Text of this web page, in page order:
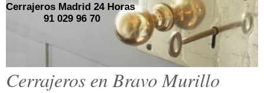
Cerrajeros Madrid 24 Horas
91 029 96 70
Cerrajeros en Bravo Murillo